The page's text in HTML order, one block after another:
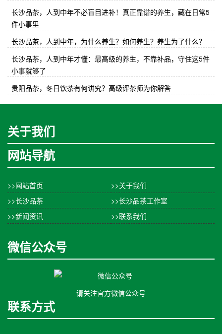
长沙品茶，人到中年不必盲目进补！真正靠谱的养生，藏在日常5
件小事里
长沙品茶，人到中年，为什么养生？如何养生？养生为了什么？
长沙品茶，人到中年才懂：最高级的养生，不靠补品，守住这5件
小事就够了
贵阳品茶，冬日饮茶有何讲究？高级评茶师为你解答
关于我们
网站导航
>>网站首页
>>关于我们
>>长沙品茶
>>长沙品茶工作室
>>新闻资讯
>>联系我们
微信公众号
请关注官方微信公众号
联系方式